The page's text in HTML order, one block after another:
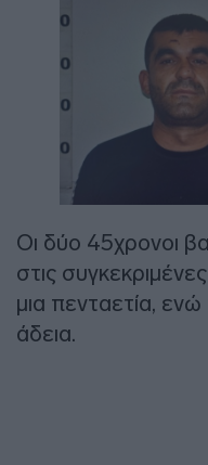
Οι δύο 45χρονοι
στις
μια πενταετία,
άδεια.